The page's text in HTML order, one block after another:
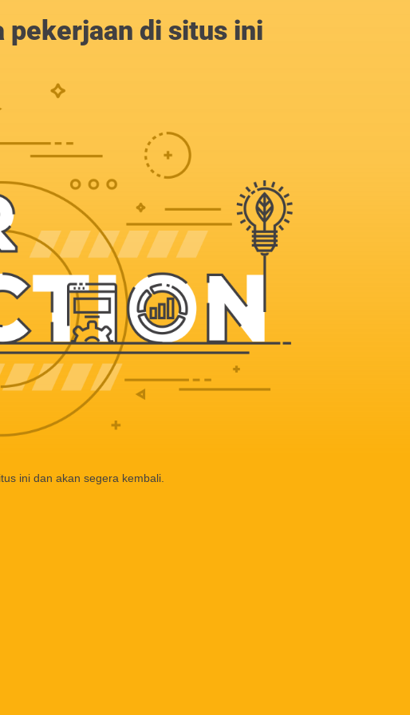
pekerjaan di situs ini
ini dan akan segera kembali.